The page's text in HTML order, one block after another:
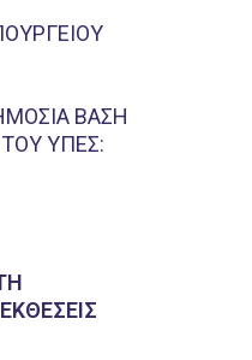
ΒΑΣΗ
ΥΠΕΣ: